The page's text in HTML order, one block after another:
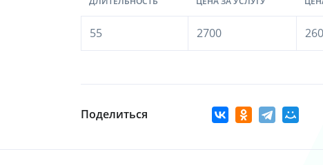
55 2700
Поделиться